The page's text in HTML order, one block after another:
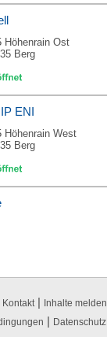
Höhenrain Ost
Berg
ENI
Höhenrain West
Berg
Kontakt | Inhalte melden
| Datenschutz